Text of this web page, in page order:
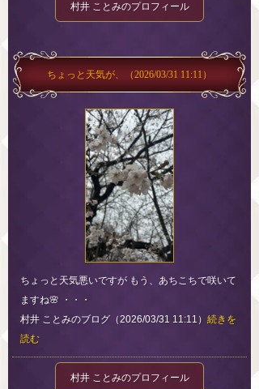
村井 ことみのプロフィール
ちょっと天気が、 （2026/03/31 11:11）
ちょっと天気悪いですが もう、あちこちで咲いて
ますね🌸 ・・・
村井 ことみのブログ（2026/03/31 11:11） 続きを
読む
村井 ことみのプロフィール